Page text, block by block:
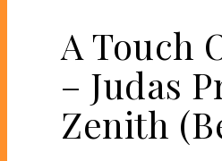
A Touch
– Judas
Zenith